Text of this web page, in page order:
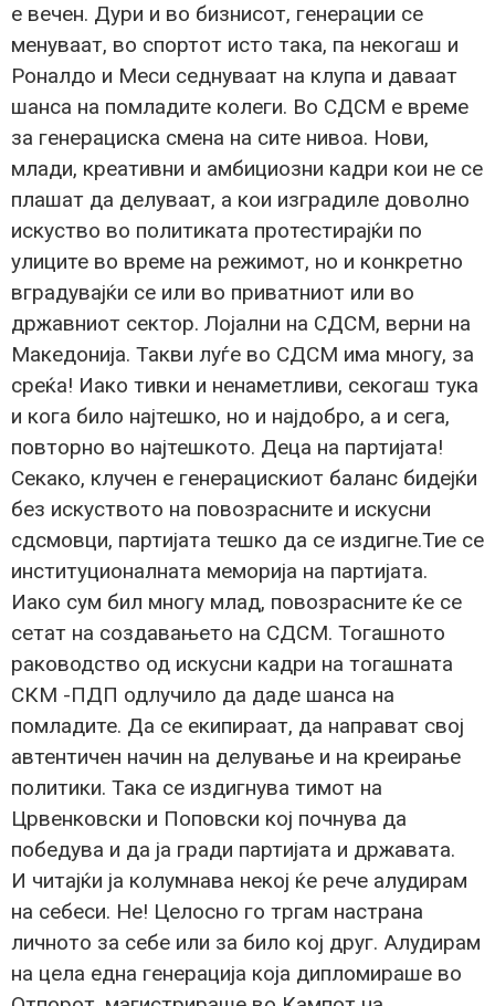
е вечен. Дури и во бизнисот, генерации се
менуваат, во спортот исто така, па некогаш и
Роналдо и Меси седнуваат на клупа и даваат
шанса на помладите колеги. Во СДСМ е време
за генерациска смена на сите нивоа. Нови,
млади, креативни и амбициозни кадри кои не се
плашат да делуваат, а кои изградиле доволно
искуство во политиката протестирајќи по
улиците во време на режимот, но и конкретно
вградувајќи се или во приватниот или во
државниот сектор. Лојални на СДСМ, верни на
Македонија. Такви луѓе во СДСМ има многу, за
среќа! Иако тивки и ненаметливи, секогаш тука
и кога било најтешко, но и најдобро, а и сега,
повторно во најтешкото. Деца на партијата!
Секако, клучен е генерацискиот баланс бидејќи
без искуството на повозрасните и искусни
сдсмовци, партијата тешко да се издигне.Тие се
институционалната меморија на партијата.
Иако сум бил многу млад, повозрасните ќе се
сетат на создавањето на СДСМ. Тогашното
раководство од искусни кадри на тогашната
СКМ -ПДП одлучило да даде шанса на
помладите. Да се екипираат, да направат свој
автентичен начин на делување и на креирање
политики. Така се издигнува тимот на
Црвенковски и Поповски кој почнува да
победува и да ја гради партијата и државата.
И читајќи ја колумнава некој ќе рече алудирам
на себеси. Не! Целосно го тргам настрана
личното за себе или за било кој друг. Алудирам
на цела една генерација која дипломираше во